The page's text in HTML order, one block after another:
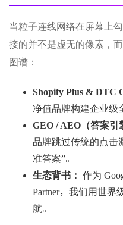
当粒子连线网络在屏幕上
接的并不是虚无的像素，
图谱：
Shopify Plus & DTC
净值品牌构建企业级
GEO / AEO（答案引
品牌跳过传统的点击
准答案”。
生态背书：
作为
Partner，我们用世界
航。